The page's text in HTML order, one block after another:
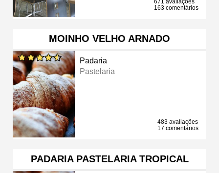
163 comentários
MOINHO VELHO ARNADO
Padaria
Pastelaria
483 avaliações
17 comentários
PADARIA PASTELARIA TROPICAL